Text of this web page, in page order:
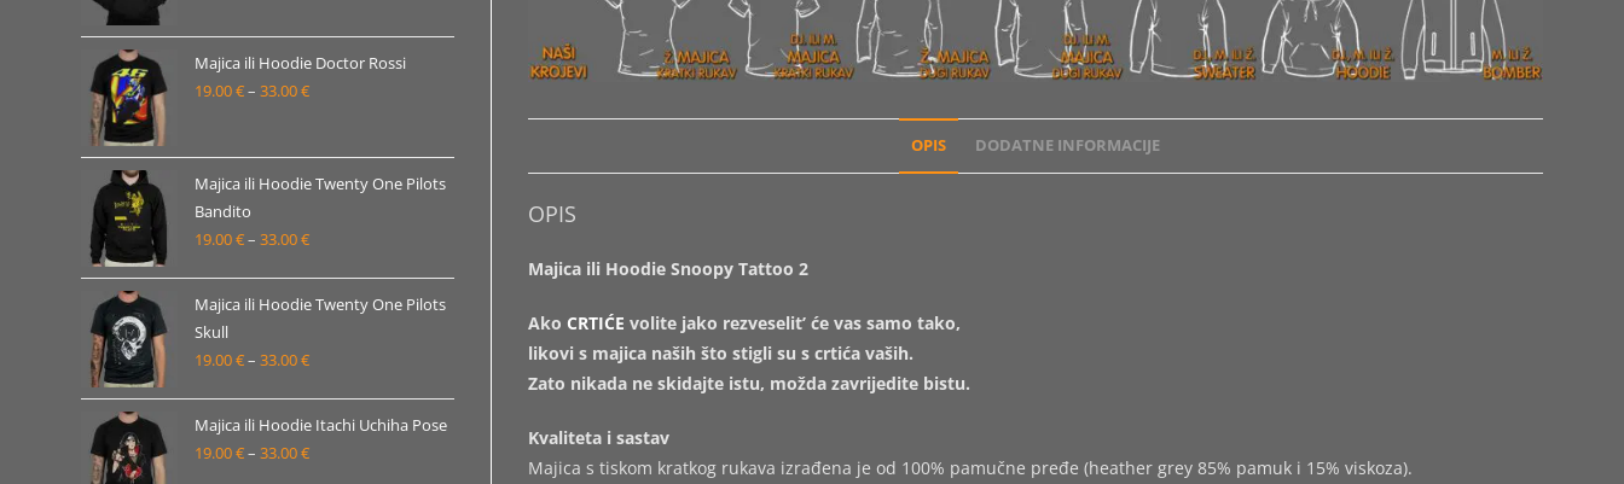
OPIS DODATNE INFORMACIJE
OPIS
Majica ili Hoodie Snoopy Tattoo 2
Ako CRTIĆE volite jako rezveselit’ će vas samo tako,
likovi s majica naših što stigli su s crtića vaših.
Zato nikada ne skidajte istu, možda zavrijedite bistu.
Kvaliteta i sastav
Majica s tiskom kratkog rukava izrađena je od 100% pamučne pređe (heather grey 85% pamuk i 15% viskoza).
od
19.00 €
do
Majica ili Hoodie Doctor Rossi
19.00€– 33.00€Raspon
od
19.00 €
33.00 €
Majica ili Hoodie Twenty One Pilots
Bandito
19.00€– 33.00€Raspon
od
do
Majica ili Hoodie Twenty One Pilots
Skull
19.00€– 33.00€Raspon
od
19.00 €
Majica ili Hoodie Itachi Uchiha Pose
19.00€– 33.00€Raspon